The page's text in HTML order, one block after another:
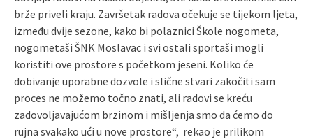
brže priveli kraju. Završetak radova očekuje se tijekom ljeta,
između dvije sezone, kako bi polaznici Škole nogometa,
nogometaši ŠNK Moslavac i svi ostali sportaši mogli
koristiti ove prostore s početkom jeseni. Koliko će
dobivanje uporabne dozvole i slične stvari zakočiti sam
proces ne možemo točno znati, ali radovi se kreću
zadovoljavajućom brzinom i mišljenja smo da ćemo do
rujna svakako ući u nove prostore“, rekao je prilikom